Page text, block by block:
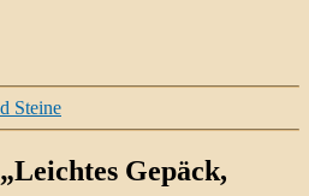
Steine
Gepäck,